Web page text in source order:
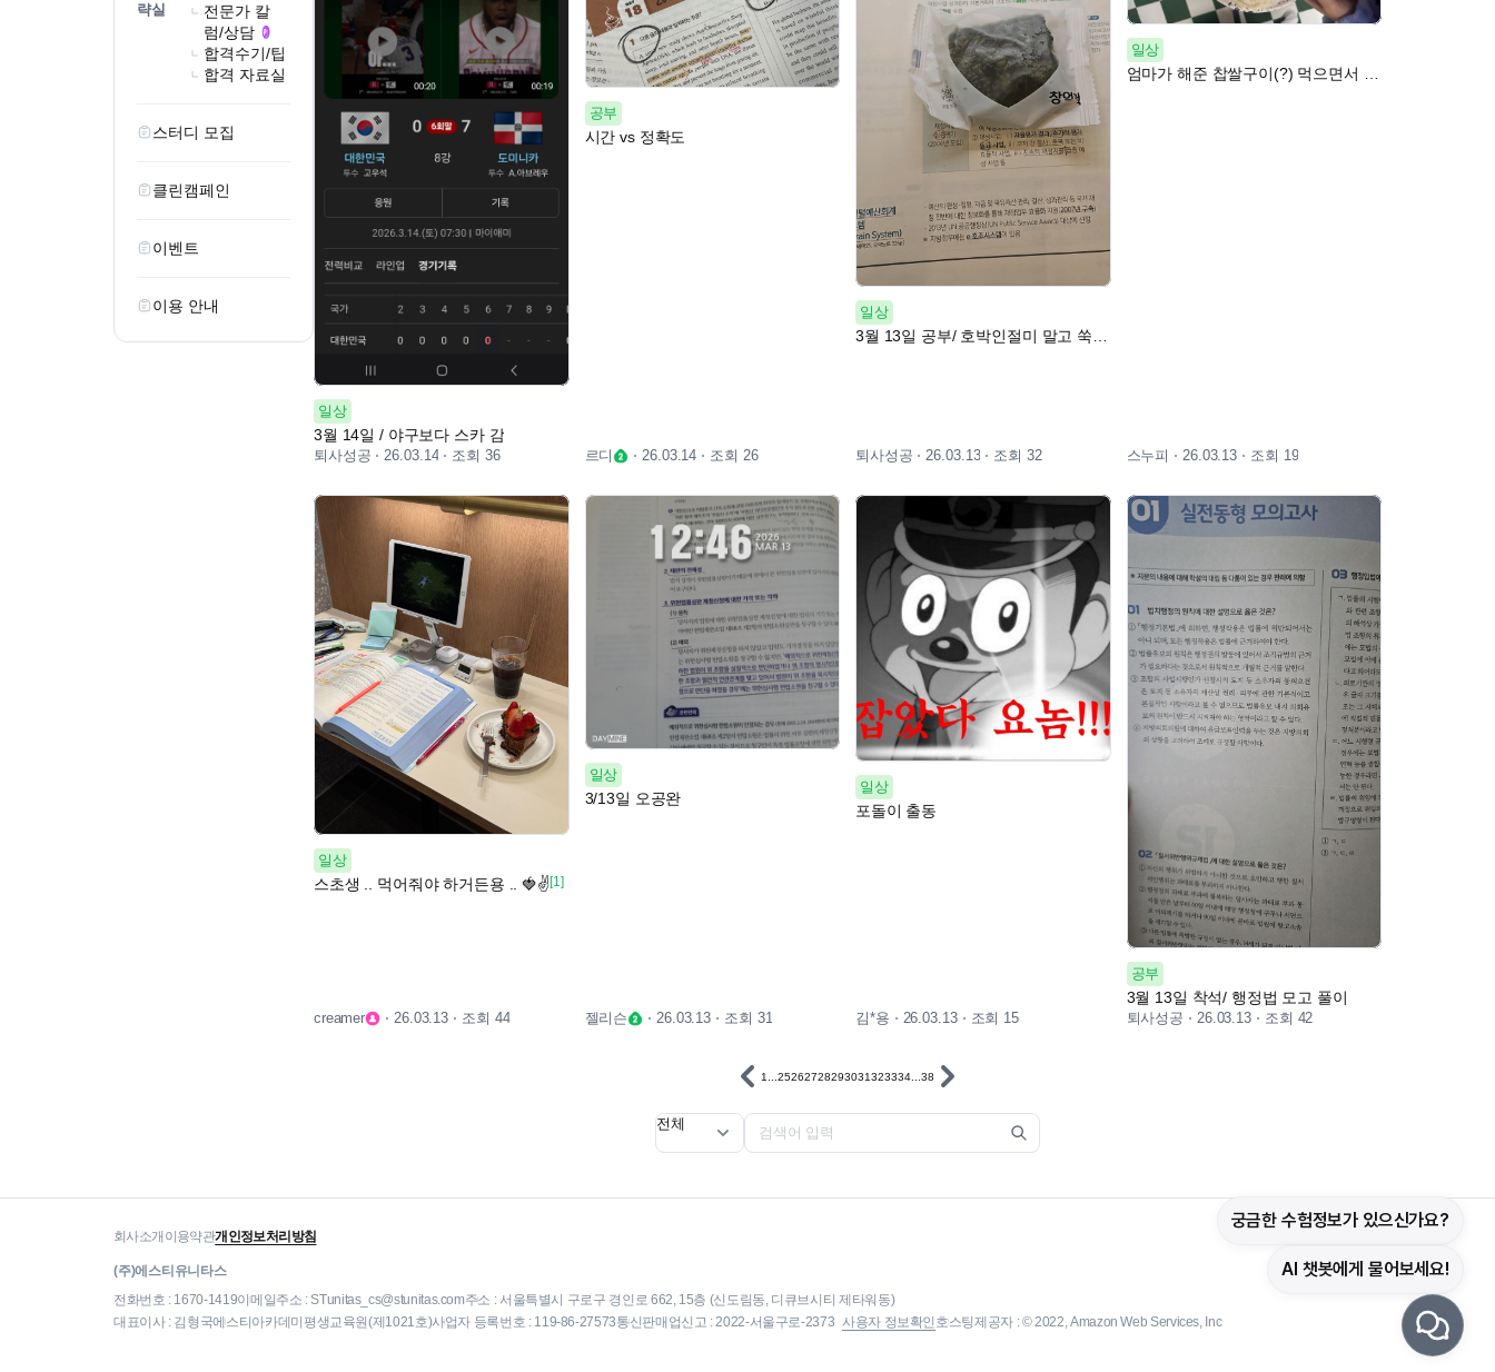
략실
전문가 칼
럼/상담
합격수기/팁
합격 자료실
스터디 모집
클린캠페인
이벤트
이용 안내
일상
3월 14일 / 야구보다 스카 감
퇴사성공 26.03.14 조회 36
공부
시간 vs 정확도
르디 26.03.14 조회 26
일상
퇴사성공 26.03.13 조회 32
일상
스누피 26.03.13 조회 19
일상
스초생 .. 먹어줘야 하거든용 .. 🍓✌️[1]
creamer 26.03.13 조회 44
일상
3/13일 오공완
젤리슨 26.03.13 조회 31
일상
포돌이 출동
김*용 26.03.13 조회 15
공부
3월 13일 착석/ 행정법 모고 풀이
퇴사성공 26.03.13 조회 42
1...25262728293031323334...38
전체
회사소개이용약관개인정보처리방침
(주)에스티유니타스
전화번호 : 1670-1419이메일주소 : STunitas_cs@stunitas.com주소 : 서울특별시 구로구 경인로 662, 15층 (신도림동, 디큐브시티 제타워동)
대표이사 : 김형국에스티아카데미평생교육원(제1021호)사업자 등록번호 : 119-86-27573통신판매업신고 : 2022-서울구로-2373 사용자 정보확인 호스팅제공자 : © 2022, Amazon Web Services, Inc
궁금한 수험정보가 있으신가요?
AI 챗봇에게 물어보세요!